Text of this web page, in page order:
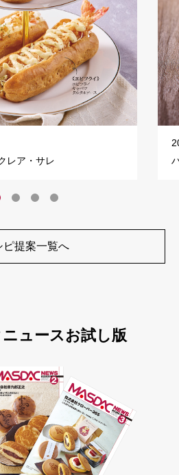
レア・サレ
ピ提案一覧へ
ュースお試し版